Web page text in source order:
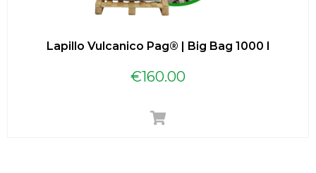
Lapillo Vulcanico Pag® | Big Bag 1000 l
€160.00